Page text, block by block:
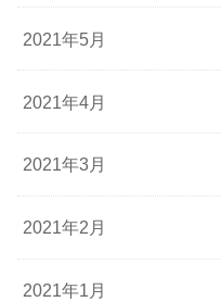
2021年5月
2021年4月
2021年3月
2021年2月
2021年1月